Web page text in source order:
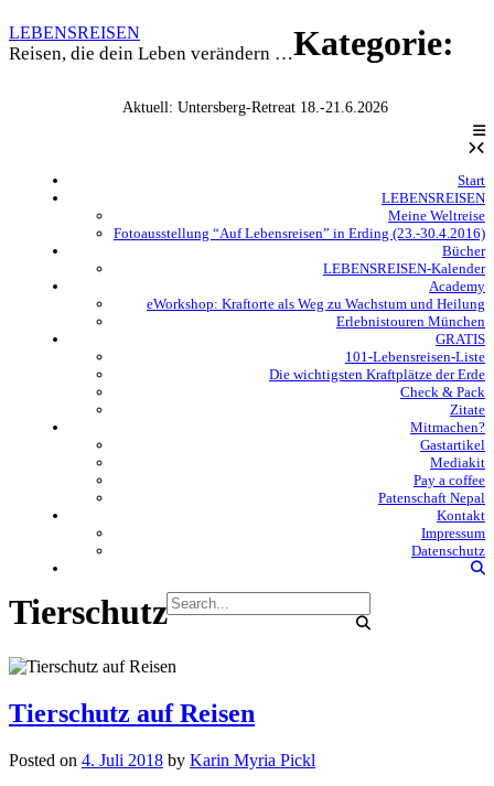
Skip
to
LEBENSREISEN
Reisen, die dein Leben verändern …
Aktuell: Untersberg-Retreat 18.-21.6.2026
Start
LEBENSREISEN
Meine Weltreise
Fotoausstellung “Auf Lebensreisen” in Erding (23.-30.4.2016)
Bücher
LEBENSREISEN-Kalender
Academy
eWorkshop: Kraftorte als Weg zu Wachstum und Heilung
Erlebnistouren München
GRATIS
101-Lebensreisen-Liste
Die wichtigsten Kraftplätze der Erde
Check & Pack
Zitate
Mitmachen?
Gastartikel
Mediakit
Pay a coffee
Patenschaft Nepal
Kontakt
Impressum
Datenschutz
Kategorie:
Tierschutz
Tierschutz auf Reisen
Posted on 4. Juli 2018 by Karin Myria Pickl